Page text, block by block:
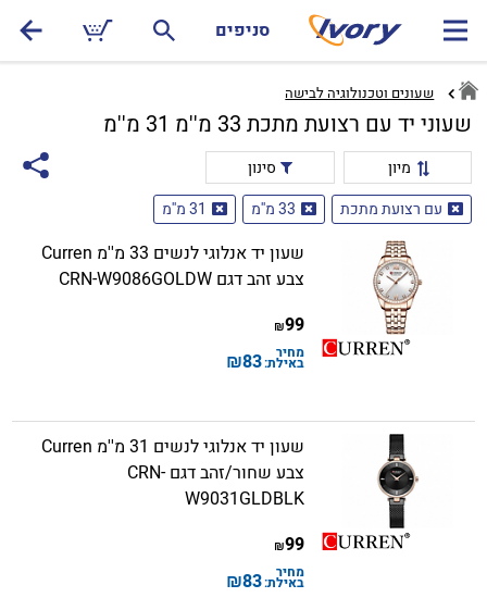
סניפים
שעונים וטכנולוגיה לבישה
שעוני יד עם רצועת מתכת 33 מ''מ 31 מ''מ
מיון
סינון
עם רצועת מתכת
33 מ''מ 31 מ''מ
שעון יד אנלוגי לנשים 33 מ''מ Curren
צבע זהב דגם CRN-W9086GOLDW
99
₪
מחיר
באילת:83
₪
שעון יד אנלוגי לנשים 31 מ''מ Curren
צבע שחור/זהב דגם CRN-
W9031GLDBLK
99
₪
מחיר
באילת:83
₪